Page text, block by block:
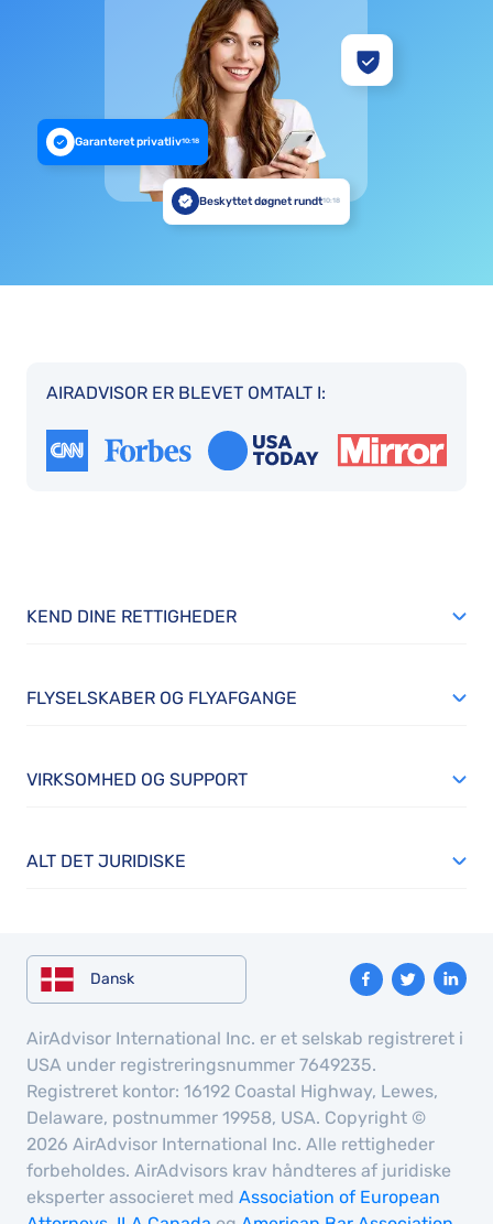
Garanteret privatliv10:18
Beskyttet døgnet rundt10:18
AIRADVISOR ER BLEVET OMTALT I:
KEND DINE RETTIGHEDER
FLYSELSKABER OG FLYAFGANGE
VIRKSOMHED OG SUPPORT
ALT DET JURIDISKE
Dansk
AirAdvisor International Inc. er et selskab registreret i
USA under registreringsnummer 7649235.
Registreret kontor: 16192 Coastal Highway, Lewes,
Delaware, postnummer 19958, USA. Copyright ©
2026 AirAdvisor International Inc. Alle rettigheder
forbeholdes. AirAdvisors krav håndteres af juridiske
eksperter associeret med Association of European